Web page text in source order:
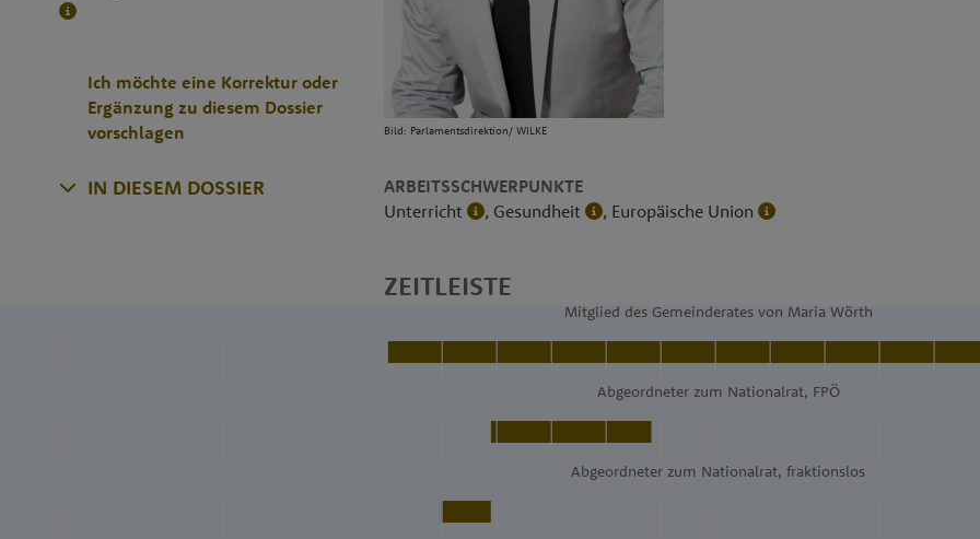
Ich möchte eine Korrektur oder
Ergänzung zu diesem Dossier
vorschlagen
IN DIESEM DOSSIER
Bild: Parlamentsdirektion/ WILKE
ARBEITSSCHWERPUNKTE
Unterricht
, Gesundheit , Europäische Union
ZEITLEISTE
Mitglied des Gemeinderates von Maria Wörth
Abgeordneter zum Nationalrat, FPÖ
Abgeordneter zum Nationalrat, fraktionslos